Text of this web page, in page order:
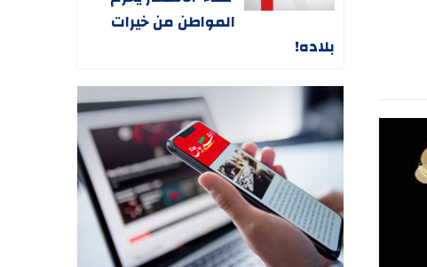
المواطن من خيرات
بلاده!